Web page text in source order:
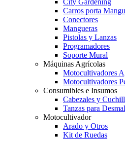
Carros porta
Conectores
Mangueras
Pistolas y Lanzas
Programadores
Soporte Mural
Máquinas Agrícolas
Motocultivadores
Motocultivadores
Consumibles e Insumos
Cabezales y
Tanzas para
Motocultivador
Arado y Otros
Kit de Ruedas